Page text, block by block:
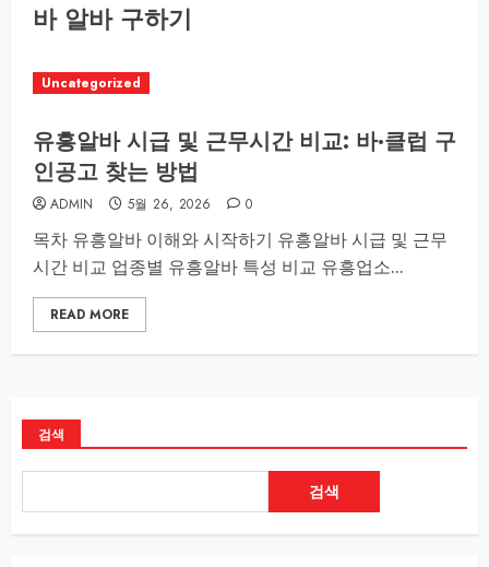
바 알바 구하기
Uncategorized
유흥알바 시급 및 근무시간 비교: 바·클럽 구
인공고 찾는 방법
ADMIN 5월 26, 2026 0
목차 유흥알바 이해와 시작하기 유흥알바 시급 및 근무
시간 비교 업종별 유흥알바 특성 비교 유흥업소...
READ MORE
검색
검색